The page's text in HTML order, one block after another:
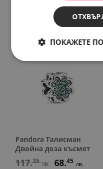
30.00 €
Pandora Талисман
Двойна доза късмет
117.35 лв. 68.45 лв.
ПОКАЖЕТЕ